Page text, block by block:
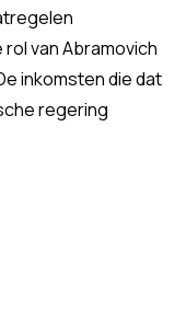
van Abramovich
inkomsten die dat
regering